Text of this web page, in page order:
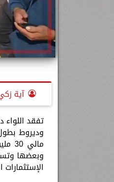
آية
تفقد
وبعضها